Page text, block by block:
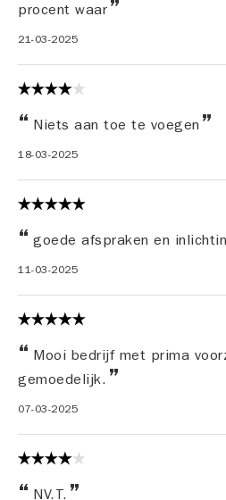
procent waar
21-03-2025
Niets aan toe te voegen
18-03-2025
goede afspraken en
11-03-2025
Mooi bedrijf met prima
gemoedelijk.
07-03-2025
NV.T.